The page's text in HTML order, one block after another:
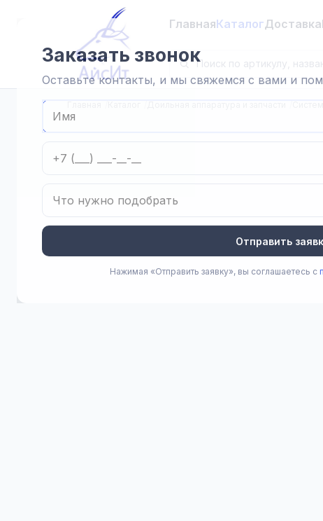
ГлавнаяКаталогДоставка
Заказать звонок
Оставьте контакты, и мы свяжемся с вами и
Отправить
Нажимая «Отправить заявку», вы соглашаетесь с